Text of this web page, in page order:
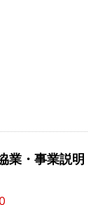
業・事業説明